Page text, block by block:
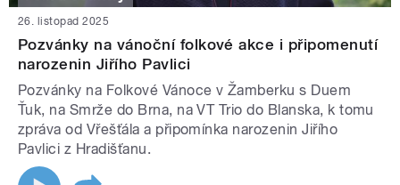
26. listopad 2025
Pozvánky na vánoční folkové akce i připomenutí
narozenin Jiřího Pavlici
Pozvánky na Folkové Vánoce v Žamberku s Duem
Ťuk, na Smrže do Brna, na VT Trio do Blanska, k tomu
zpráva od Vřešťála a připomínka narozenin Jiřího
Pavlici z Hradišťanu.